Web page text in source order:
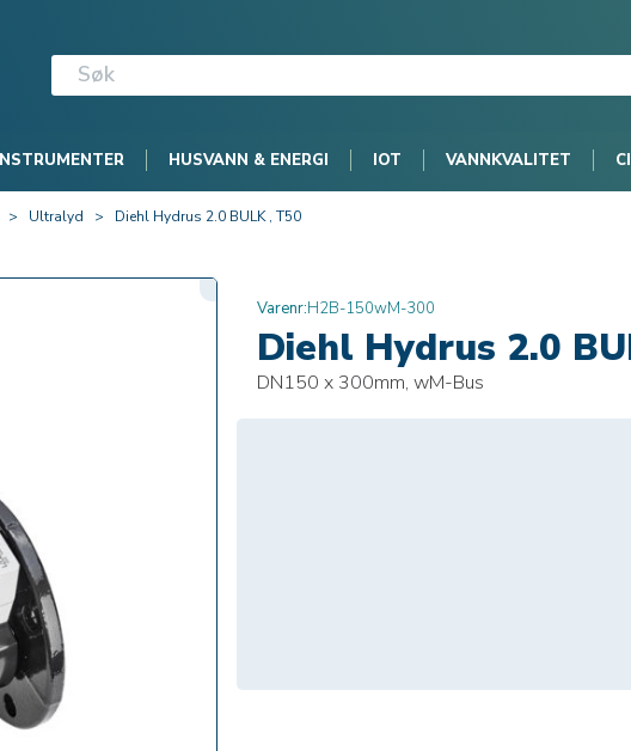
HUSVANN & ENERGI IOT VANNKVALITET
> Ultralyd > Diehl Hydrus 2.0 BULK , T50
Varenr:H2B-150wM-300
Diehl Hydrus 2.0
DN150 x 300mm, wM-Bus